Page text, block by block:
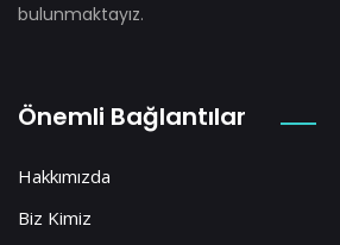
bulunmaktayız.
Önemli Bağlantılar
Hakkımızda
Biz Kimiz